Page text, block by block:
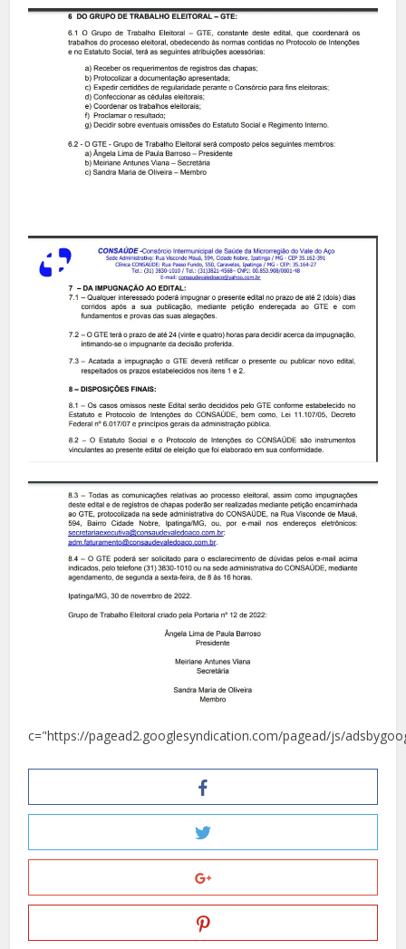
c="https://pagead2.googlesyndication.com/pagead/js/